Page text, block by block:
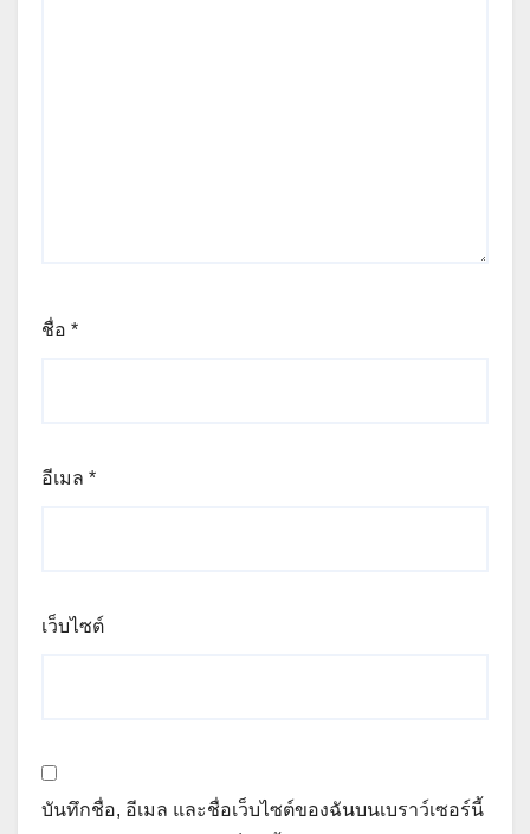
ชื่อ *
อีเมล *
เว็บไซต์
บันทึกชื่อ, อีเมล และชื่อเว็บไซต์ของฉันบนเบราว์เซอร์นี้